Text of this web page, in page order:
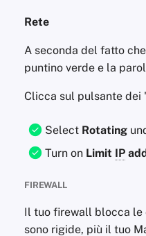
Rete
A seconda del fatto
puntino verde e la
Clicca sul pulsante
Select Rotating
Turn on Limit IP
FIREWALL
Il tuo firewall blocca le
sono rigide, più il tuo